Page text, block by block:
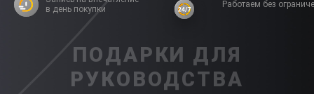
в день покупки
Работаем без
ПОДАРКИ ДЛЯ
РУКОВОДСТВА